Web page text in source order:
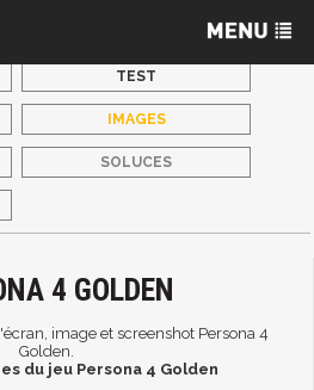
TEST
IMAGES
SOLUCES
4 GOLDEN
image et screenshot Persona 4
Golden.
du jeu Persona 4 Golden